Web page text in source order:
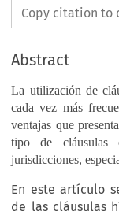
Copy citation to
Abstract
La utilización de
cada vez más
ventajas que
tipo de cláusulas
jurisdicciones,
En este artículo
de las cláusulas